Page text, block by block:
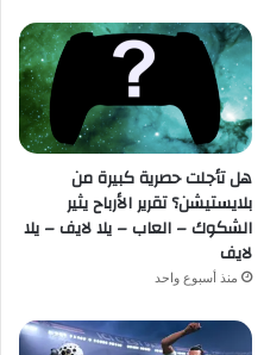
هل تأجلت حصرية كبيرة من
بلايستيشن؟ تقرير الأرباح يثير
الشكوك – العاب – يلا لايف – يلا
لايف
منذ أسبوع واحد